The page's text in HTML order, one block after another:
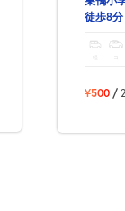
徒歩8
軽
¥500 /